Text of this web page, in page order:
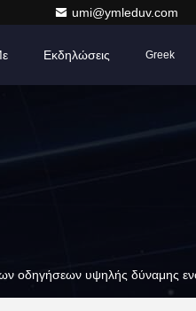
umi@ymleduv.com
Εκδηλώσεις Greek
οδηγήσεων υψηλής δύναμης